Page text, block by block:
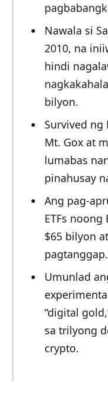
Nawala si
2010, na
hindi
bilyon.
Survived
Mt. Gox at
lumabas
pinahusay
Ang pag-
ETFs noong
$65 bilyon
pagtanggap.
Umunlad
“digital
sa trilyong
crypto.